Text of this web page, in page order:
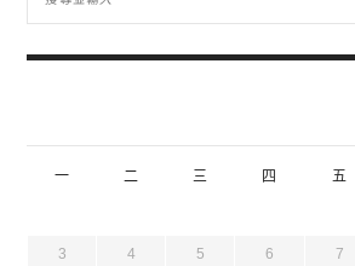
一 二 三 四 五
3 4 5 6 7